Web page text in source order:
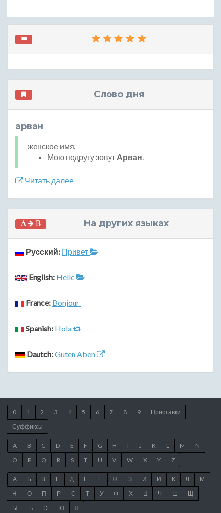
Слово дня
арван
женское имя.
Мою подругу зовут Арван.
Читать далее
На других языках
Русский: Привет
English: Hello
France: Bonjour
Spanish: Hola
Dautch:Guten Aben
0 1 2 3 4 5 6 7 8 9
Приставки
Суффиксы
A B C D E F G H I J K L M
N
O
P Q R S T U V W X Y Z
А Б В Г Д Е Ё Ж З И Й К Л
М
Н
О П Р С Т У Ф Х Ц Ч Ш
Щ
Ы
Ъ Э Ю Я